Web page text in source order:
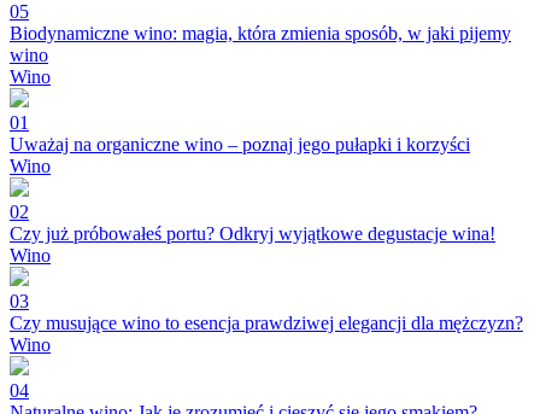
05
Biodynamiczne wino: magia, która zmienia sposób, w jaki pijemy
wino
Wino
01
Uważaj na organiczne wino – poznaj jego pułapki i korzyści
Wino
02
Czy już próbowałeś portu? Odkryj wyjątkowe degustacje wina!
Wino
03
Czy musujące wino to esencja prawdziwej elegancji dla mężczyzn?
Wino
04